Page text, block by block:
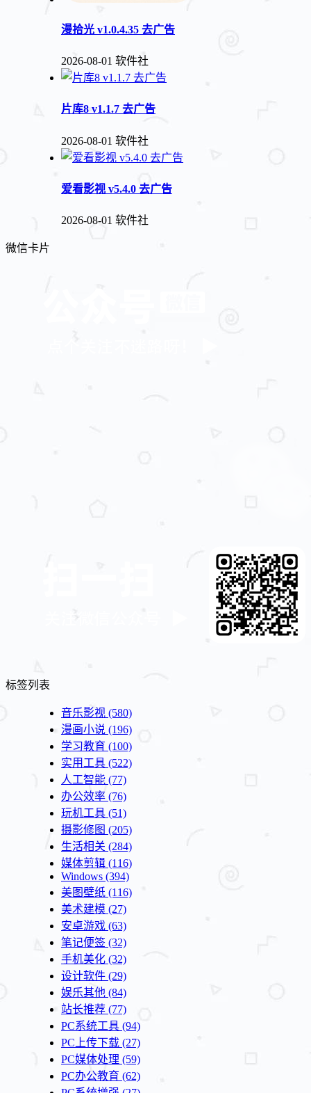
漫拾光 v1.0.4.35 去广告
2026-08-01 软件社
片库8 v1.1.7 去广告
2026-08-01 软件社
爱看影视 v5.4.0 去广告
2026-08-01 软件社
微信卡片
标签列表
音乐影视 (580)
漫画小说 (196)
学习教育 (100)
实用工具 (522)
人工智能 (77)
办公效率 (76)
玩机工具 (51)
摄影修图 (205)
生活相关 (284)
媒体剪辑 (116)
Windows (394)
美图壁纸 (116)
美术建模 (27)
安卓游戏 (63)
笔记便签 (32)
手机美化 (32)
设计软件 (29)
娱乐其他 (84)
站长推荐 (77)
PC系统工具 (94)
PC上传下载 (27)
PC媒体处理 (59)
PC办公教育 (62)